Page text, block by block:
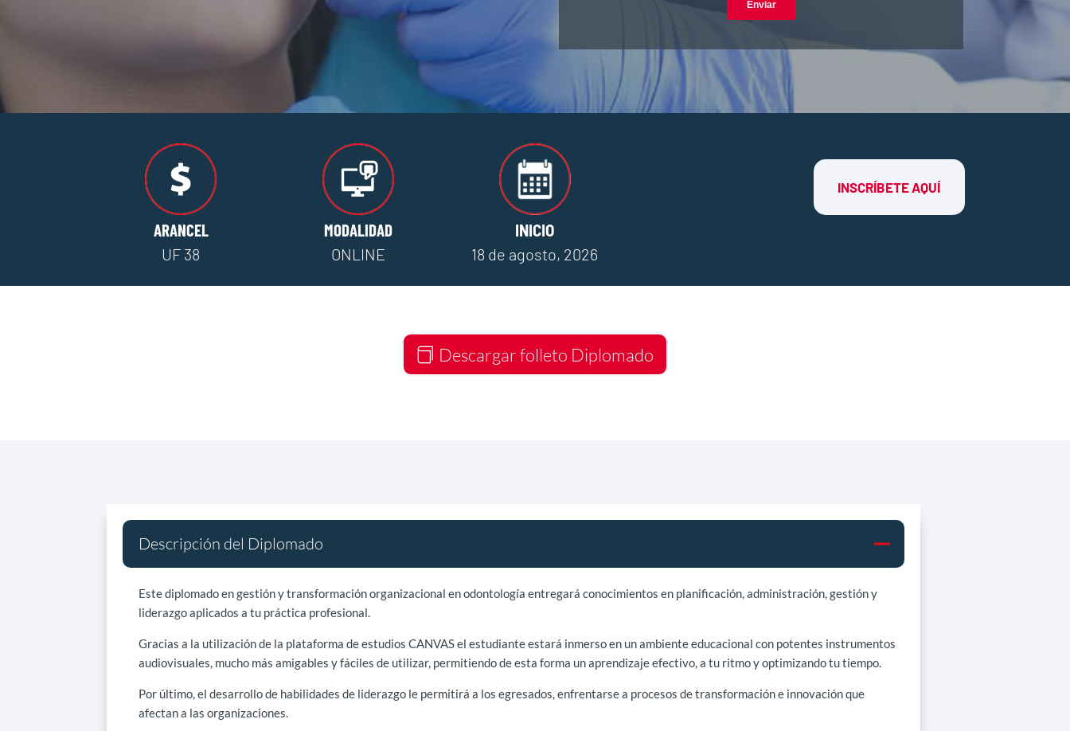
ARANCEL
UF 38
MODALIDAD
ONLINE
INICIO
18 de agosto, 2026
INSCRÍBETE AQUÍ
Descargar folleto Diplomado
Descripción del Diplomado
Este diplomado en gestión y transformación organizacional en odontología entregará conocimientos en planificación, administración, gestión y
liderazgo aplicados a tu práctica profesional.
Gracias a la utilización de la plataforma de estudios CANVAS el estudiante estará inmerso en un ambiente educacional con potentes instrumentos
audiovisuales, mucho más amigables y fáciles de utilizar, permitiendo de esta forma un aprendizaje efectivo, a tu ritmo y optimizando tu tiempo.
Por último, el desarrollo de habilidades de liderazgo le permitirá a los egresados, enfrentarse a procesos de transformación e innovación que
afectan a las organizaciones.